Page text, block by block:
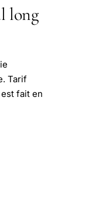
long
Tarif
fait en